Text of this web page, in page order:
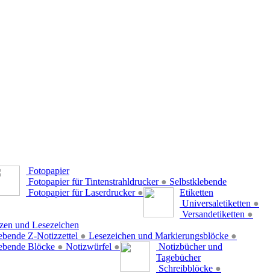
Fotopapier
Fotopapier für Tintenstrahldrucker ●
Fotopapier für Laserdrucker ●
Selbstklebende
Etiketten
Universaletiketten ●
Versandetiketten ●
und Lesezeichen
Z-Notizzettel ● Lesezeichen und Markierungsblöcke ●
Blöcke ● Notizwürfel ●
Notizbücher und
Tagebücher
Schreibblöcke ●